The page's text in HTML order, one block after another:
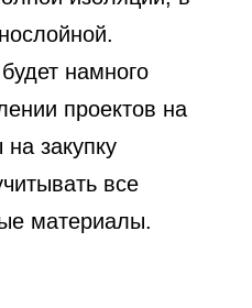
намного
проектов на
закупку
все
материалы.